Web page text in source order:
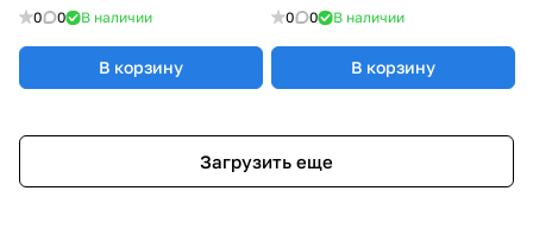
AD5X
0 0 В наличии
В корзину
0 0 В наличии
В корзину
Загрузить еще